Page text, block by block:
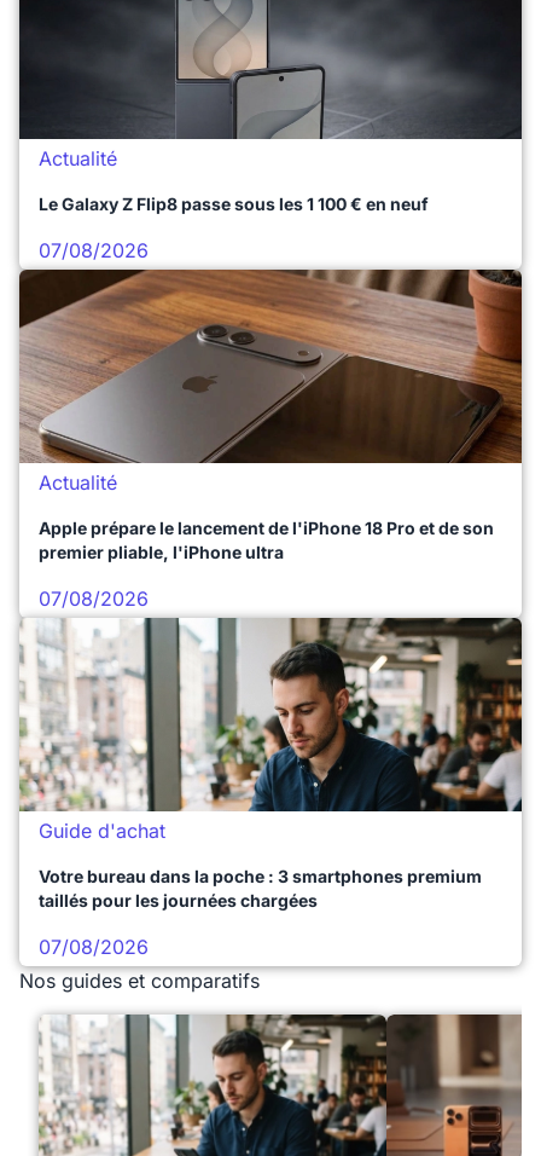
Actualité
Le Galaxy Z Flip8 passe sous les 1 100 € en neuf
07/08/2026
Actualité
Apple prépare le lancement de l'iPhone 18 Pro et de son
premier pliable, l'iPhone ultra
07/08/2026
Guide d'achat
Votre bureau dans la poche : 3 smartphones premium
taillés pour les journées chargées
07/08/2026
Nos guides et comparatifs